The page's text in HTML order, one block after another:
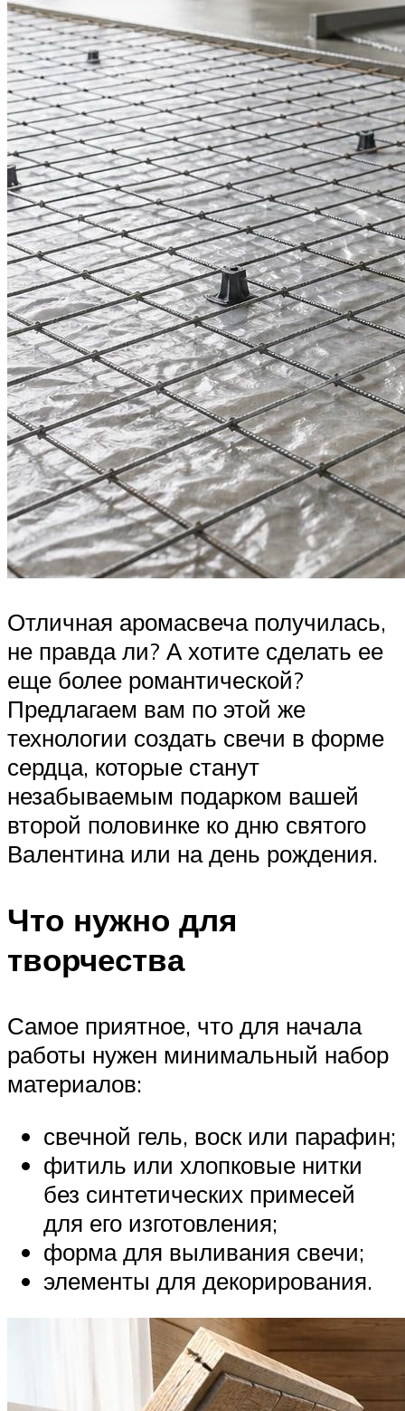
Отличная аромасвеча получилась,
не правда ли? А хотите сделать ее
еще более романтической?
Предлагаем вам по этой же
технологии создать свечи в форме
сердца, которые станут
незабываемым подарком вашей
второй половинке ко дню святого
Валентина или на день рождения.
Что нужно для
творчества
Самое приятное, что для начала
работы нужен минимальный набор
материалов:
свечной гель, воск или парафин;
фитиль или хлопковые нитки
без синтетических примесей
для его изготовления;
форма для выливания свечи;
элементы для декорирования.